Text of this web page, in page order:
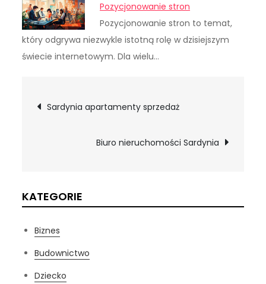
Pozycjonowanie stron
Pozycjonowanie stron to temat,
który odgrywa niezwykle istotną rolę w dzisiejszym
świecie internetowym. Dla wielu…
Nawigacja
wpisu
Sardynia apartamenty sprzedaż
Biuro nieruchomości Sardynia
KATEGORIE
Biznes
Budownictwo
Dziecko